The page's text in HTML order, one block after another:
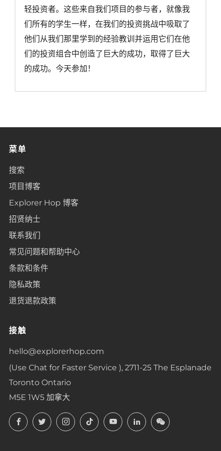
轻投资者。这些来自我们项目的参与者，就像我
们所有的学生一样，在我们的投资挑战中吸取了
他们从我们那里学到的经验教训并运用它们在他
们的投资组合中创造了巨大的成功，取得了巨大
的成功。今天参加！
菜单
搜索
项目博客
Explorer Hop 博客
招贤纳士
联系我们
常见问题和帮助中心
条款和条件
隐私政策
退货退款政策
接触
hello@explorerhop.com
(Use Chat for Faster Service ), 2711-25 The Esplanade
Toronto Ontario
M5E 1W5 加拿大
FacebookTwitterInstagram
TikTokYouTubeLinkedInLinkedIn